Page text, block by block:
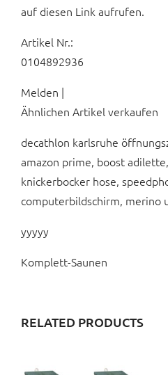
auf diesen Link aufrufen.
Artikel Nr.:
0104892936
Melden |
Ähnlichen Artikel verkaufen
decathlon karlsruhe
amazon prime, boost
knickerbocker hose,
computerbildschirm, merino
yyyyy
Komplett-Saunen
RELATED PRODUCTS